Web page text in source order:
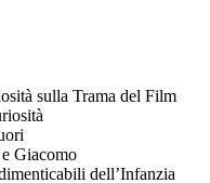
sulla Trama del Film
Giacomo
dell’Infanzia